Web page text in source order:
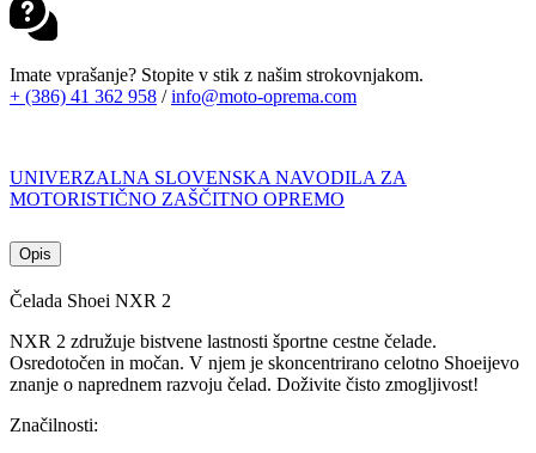
Imate vprašanje? Stopite v stik z našim strokovnjakom.
+ (386) 41 362 958 /info@moto-oprema.com
UNIVERZALNA SLOVENSKA NAVODILA ZA
MOTORISTIČNO ZAŠČITNO OPREMO
Opis
Čelada Shoei NXR 2
NXR 2 združuje bistvene lastnosti športne cestne čelade.
Osredotočen in močan. V njem je skoncentrirano celotno Shoeijevo
znanje o naprednem razvoju čelad. Doživite čisto zmogljivost!
Značilnosti: